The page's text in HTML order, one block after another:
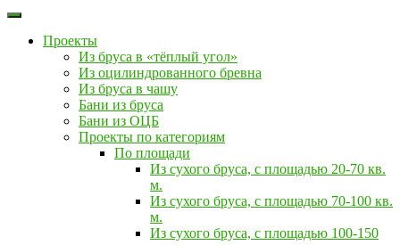
Проекты
Из бруса в «тёплый угол»
Из оцилиндрованного бревна
Из бруса в чашу
Бани из бруса
Бани из ОЦБ
Проекты по категориям
По площади
Из сухого бруса, с площадью 20-70 кв.
м.
Из сухого бруса, с площадью 70-100 кв.
м.
Из сухого бруса, с площадью 100-150